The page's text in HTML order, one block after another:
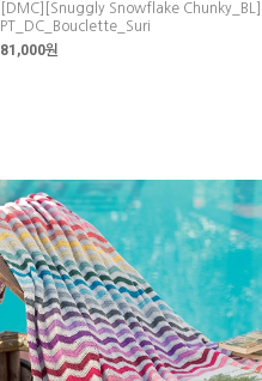
[DMC][Snuggly Snowflake Chunky_BL]
PT_DC_Bouclette_Suri
81,000원